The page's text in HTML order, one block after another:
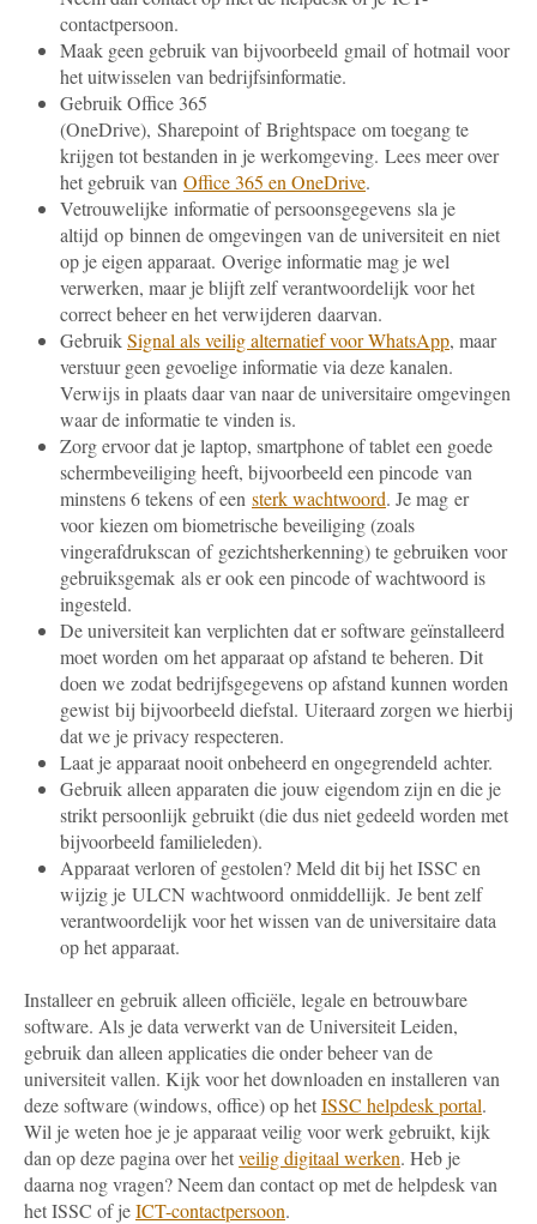
contactpersoon.
Maak geen gebruik van bijvoorbeeld gmail of hotmail voor
het uitwisselen van bedrijfsinformatie.
Gebruik Office 365
(OneDrive), Sharepoint of Brightspace om toegang te
krijgen tot bestanden in je werkomgeving. Lees meer over
het gebruik van Office 365 en OneDrive.
Vetrouwelijke informatie of persoonsgegevens sla je
altijd op binnen de omgevingen van de universiteit en niet
op je eigen apparaat. Overige informatie mag je wel
verwerken, maar je blijft zelf verantwoordelijk voor het
correct beheer en het verwijderen daarvan.
GebruikSignal als veilig alternatief voor WhatsApp, maar
verstuur geen gevoelige informatie via deze kanalen.
Verwijs in plaats daar van naar de universitaire omgevingen
waar de informatie te vinden is.
Zorg ervoor dat je laptop, smartphone of tablet een goede
schermbeveiliging heeft, bijvoorbeeld een pincode van
minstens 6 tekens of een sterk wachtwoord. Je mag er
voor kiezen om biometrische beveiliging (zoals
vingerafdrukscan of gezichtsherkenning) te gebruiken voor
gebruiksgemak als er ook een pincode of wachtwoord is
ingesteld.
De universiteit kan verplichten dat er software geïnstalleerd
moet worden om het apparaat op afstand te beheren. Dit
doen we zodat bedrijfsgegevens op afstand kunnen worden
gewist bij bijvoorbeeld diefstal. Uiteraard zorgen we hierbij
dat we je privacy respecteren.
Laat je apparaat nooit onbeheerd en ongegrendeld achter.
Gebruik alleen apparaten die jouw eigendom zijn en die je
strikt persoonlijk gebruikt (die dus niet gedeeld worden met
bijvoorbeeld familieleden).
Apparaat verloren of gestolen? Meld dit bij het ISSC en
wijzig je ULCN wachtwoord onmiddellijk. Je bent zelf
verantwoordelijk voor het wissen van de universitaire data
op het apparaat.
Installeer en gebruik alleen officiële, legale en betrouwbare
software. Als je data verwerkt van de Universiteit Leiden,
gebruik dan alleen applicaties die onder beheer van de
universiteit vallen. Kijk voor het downloaden en installeren van
deze software (windows, office) op hetISSC helpdesk portal.
Wil je weten hoe je je apparaat veilig voor werk gebruikt, kijk
dan op deze pagina over hetveilig digitaal werken. Heb je
daarna nog vragen? Neem dan contact op met de helpdesk van
het ISSC of jeICT-contactpersoon.